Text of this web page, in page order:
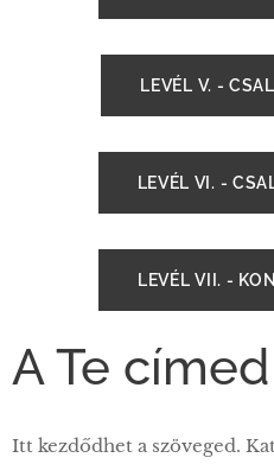
LEVÉL V. -
LEVÉL VI. -
LEVÉL VII. -
A Te címed
Itt kezdődhet a szöveged.